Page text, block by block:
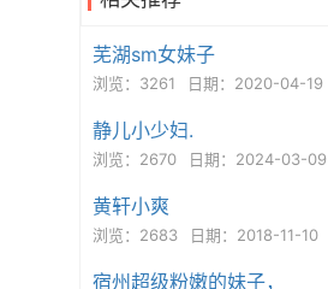
芜湖sm女妹子
浏览：3261 日期：2020-04-19
静儿小少妇.
浏览：2670 日期：2024-03-09
黄轩小爽
浏览：2683 日期：2018-11-10
宿州超级粉嫩的妹子，